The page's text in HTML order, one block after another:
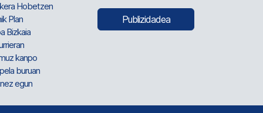
Hobetzen
Plan
Bizkaia
kanpo
buruan
egun
Publizidadea